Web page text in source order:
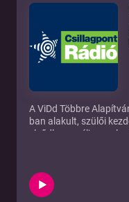
A ViDd Többre
ban alakult, szülői
elsődleges célja az
intézmény
sorsú családok
elhelyezését, valamint